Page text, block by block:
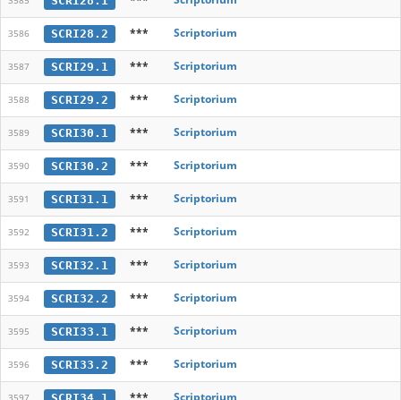
3586 SCRI28.2 *** Scriptorium
3587 SCRI29.1 *** Scriptorium
3588 SCRI29.2 *** Scriptorium
3589 SCRI30.1 *** Scriptorium
3590 SCRI30.2 *** Scriptorium
3591 SCRI31.1 *** Scriptorium
3592 SCRI31.2 *** Scriptorium
3593 SCRI32.1 *** Scriptorium
3594 SCRI32.2 *** Scriptorium
3595 SCRI33.1 *** Scriptorium
3596 SCRI33.2 *** Scriptorium
*** Scriptorium